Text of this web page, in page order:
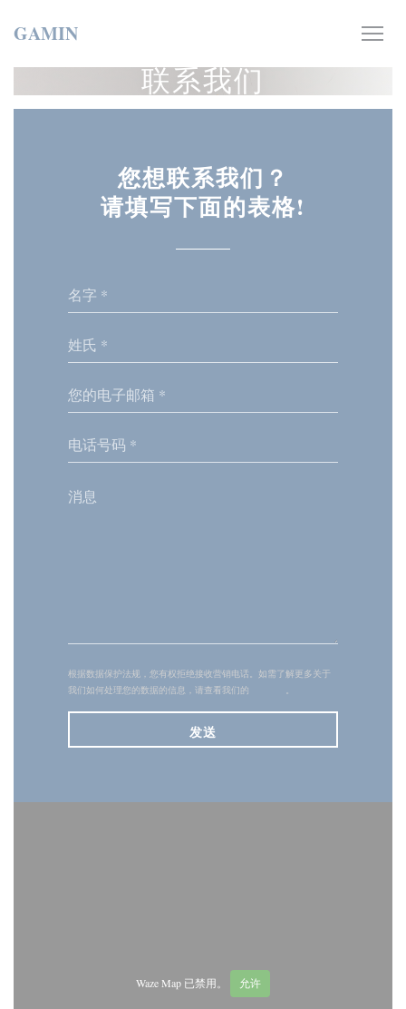
GAMIN
联系我们
您想联系我们？
请填写下面的表格!
根据数据保护法规，您有权拒绝接收营销电话。如需了解更多关于
我们如何处理您的数据的信息，请查看我们的
。
Waze Map 已禁用。 允许